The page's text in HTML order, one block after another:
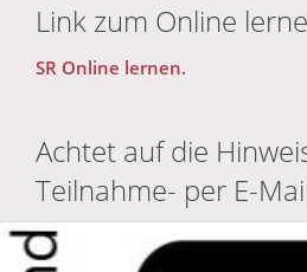
Link zum Online
SR Online lernen.
Achtet auf die
Teilnahme- per E-